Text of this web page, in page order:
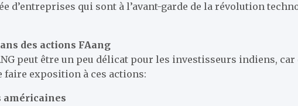
d’entreprises qui sont à l’avant-garde de la révolution
des actions FAang
peut être un peu délicat pour les investisseurs indiens,
faire exposition à ces actions:
américaines